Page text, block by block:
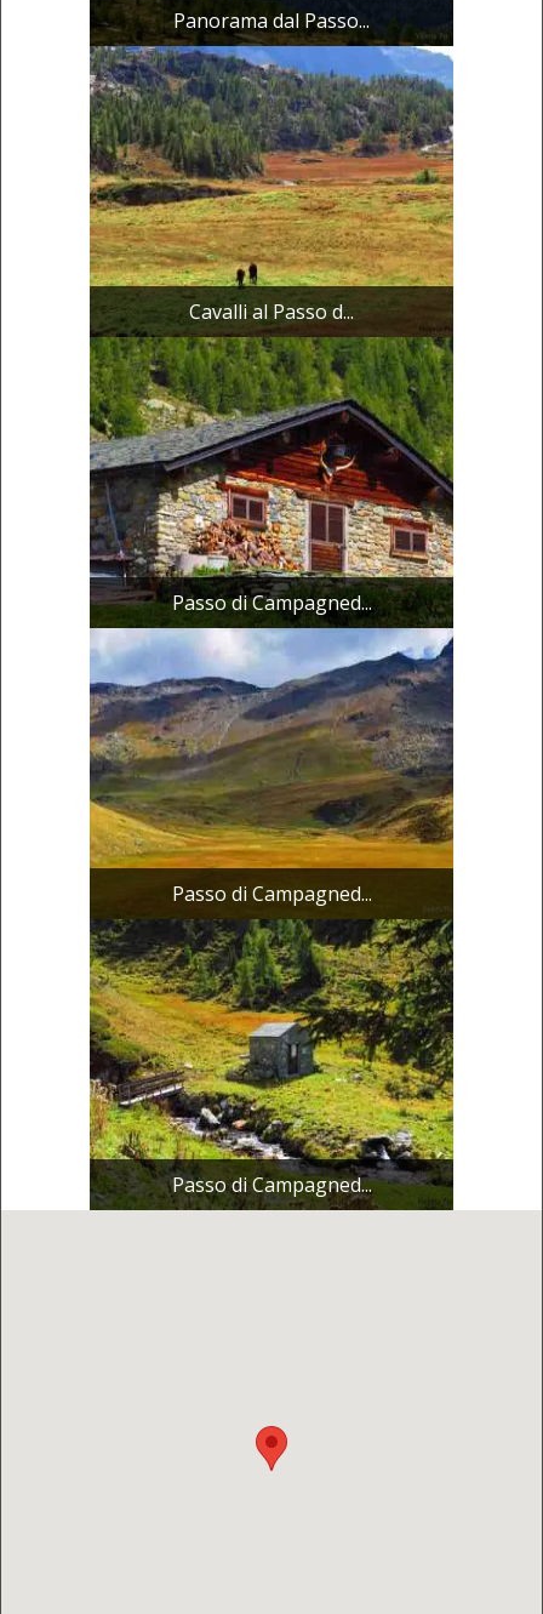
Panorama dal Passo...
Cavalli al Passo d...
Passo di Campagned...
Passo di Campagned...
Passo di Campagned...